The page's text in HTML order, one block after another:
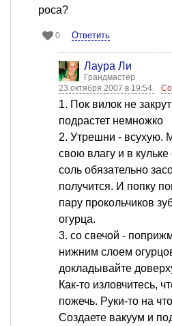
роса?
0 Ответить
Лаура Ли
Грандмастер
23 октября 2007 в 19:54
1. Пок вилок не
подрастет немножко
2. Утрешни - всухую.
свою влагу и в
соль обязательно
получится. И попку
пару прокольчиков
огурца.
3. со свечой -
нижним слоем
докладывайте
Как-то изловчитесь,
пожечь. Руки-то на
Создаете вакуум и